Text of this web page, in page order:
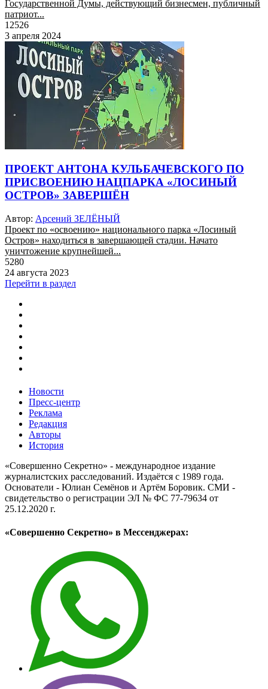
Государственной Думы, действующий бизнесмен, публичный
патриот...
12526
3 апреля 2024
ПРОЕКТ АНТОНА КУЛЬБАЧЕВСКОГО ПО
ПРИСВОЕНИЮ НАЦПАРКА «ЛОСИНЫЙ
ОСТРОВ» ЗАВЕРШЁН
Автор: Арсений ЗЕЛЁНЫЙ
Проект по «освоению» национального парка «Лосиный
Остров» находиться в завершающей стадии. Начато
уничтожение крупнейшей...
5280
24 августа 2023
Перейти в раздел
Новости
Пресс-центр
Реклама
Редакция
Авторы
История
«Совершенно Секретно» - международное издание
журналистских расследований. Издаётся с 1989 года.
Основатели - Юлиан Семёнов и Артём Боровик. CМИ -
свидетельство о регистрации ЭЛ № ФС 77-79634 от
25.12.2020 г.
«Совершенно Секретно» в Мессенджерах: